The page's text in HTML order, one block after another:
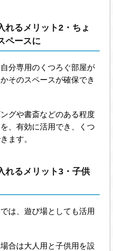
れるメリット2・ちょ
ペースに
分専用のくつろぐ部屋が
そのスペースが確保でき
グや書斎などのある程度
、有効に活用でき、くつ
ます。
れるメリット3・子供
は、遊び場としても活用
合は大人用と子供用を設